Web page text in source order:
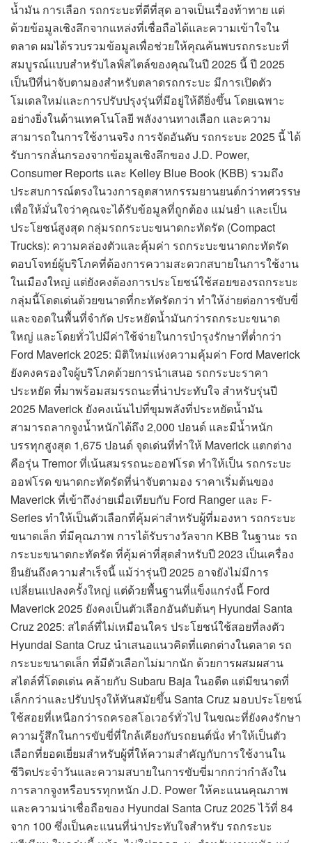
น้ำมัน การเลือก รถกระบะที่ดีที่สุด อาจเป็นเรื่องท้าทาย แต่
ด้วยข้อมูลเชิงลึกจากแหล่งที่เชื่อถือได้และความเข้าใจใน
ตลาด ผมได้รวบรวมข้อมูลเพื่อช่วยให้คุณค้นพบรถกระบะที่
สมบูรณ์แบบสำหรับไลฟ์สไตล์ของคุณในปี 2025 นี้ ปี 2025
เป็นปีที่น่าจับตามองสำหรับตลาดรถกระบะ มีการเปิดตัว
โมเดลใหม่และการปรับปรุงรุ่นที่มีอยู่ให้ดียิ่งขึ้น โดยเฉพาะ
อย่างยิ่งในด้านเทคโนโลยี พลังงานทางเลือก และความ
สามารถในการใช้งานจริง การจัดอันดับ รถกระบะ 2025 นี้ ได้
รับการกลั่นกรองจากข้อมูลเชิงลึกของ J.D. Power,
Consumer Reports และ Kelley Blue Book (KBB) รวมถึง
ประสบการณ์ตรงในวงการอุตสาหกรรมยานยนต์กว่าทศวรรษ
เพื่อให้มั่นใจว่าคุณจะได้รับข้อมูลที่ถูกต้อง แม่นยำ และเป็น
ประโยชน์สูงสุด กลุ่มรถกระบะขนาดกะทัดรัด (Compact
Trucks): ความคล่องตัวและคุ้มค่า รถกระบะขนาดกะทัดรัด
ตอบโจทย์ผู้บริโภคที่ต้องการความสะดวกสบายในการใช้งาน
ในเมืองใหญ่ แต่ยังคงต้องการประโยชน์ใช้สอยของรถกระบะ
กลุ่มนี้โดดเด่นด้วยขนาดที่กะทัดรัดกว่า ทำให้ง่ายต่อการขับขี่
และจอดในพื้นที่จำกัด ประหยัดน้ำมันกว่ารถกระบะขนาด
ใหญ่ และโดยทั่วไปมีค่าใช้จ่ายในการบำรุงรักษาที่ต่ำกว่า
Ford Maverick 2025: มิติใหม่แห่งความคุ้มค่า Ford Maverick
ยังคงครองใจผู้บริโภคด้วยการนำเสนอ รถกระบะราคา
ประหยัด ที่มาพร้อมสมรรถนะที่น่าประทับใจ สำหรับรุ่นปี
2025 Maverick ยังคงเน้นไปที่ขุมพลังที่ประหยัดน้ำมัน
สามารถลากจูงน้ำหนักได้ถึง 2,000 ปอนด์ และมีน้ำหนัก
บรรทุกสูงสุด 1,675 ปอนด์ จุดเด่นที่ทำให้ Maverick แตกต่าง
คือรุ่น Tremor ที่เน้นสมรรถนะออฟโรด ทำให้เป็น รถกระบะ
ออฟโรด ขนาดกะทัดรัดที่น่าจับตามอง ราคาเริ่มต้นของ
Maverick ที่เข้าถึงง่ายเมื่อเทียบกับ Ford Ranger และ F-
Series ทำให้เป็นตัวเลือกที่คุ้มค่าสำหรับผู้ที่มองหา รถกระบะ
ขนาดเล็ก ที่มีคุณภาพ การได้รับรางวัลจาก KBB ในฐานะ รถ
กระบะขนาดกะทัดรัด ที่คุ้มค่าที่สุดสำหรับปี 2023 เป็นเครื่อง
ยืนยันถึงความสำเร็จนี้ แม้ว่ารุ่นปี 2025 อาจยังไม่มีการ
เปลี่ยนแปลงครั้งใหญ่ แต่ด้วยพื้นฐานที่แข็งแกร่งนี้ Ford
Maverick 2025 ยังคงเป็นตัวเลือกอันดับต้นๆ Hyundai Santa
Cruz 2025: สไตล์ที่ไม่เหมือนใคร ประโยชน์ใช้สอยที่ลงตัว
Hyundai Santa Cruz นำเสนอแนวคิดที่แตกต่างในตลาด รถ
กระบะขนาดเล็ก ที่มีตัวเลือกไม่มากนัก ด้วยการผสมผสาน
สไตล์ที่โดดเด่น คล้ายกับ Subaru Baja ในอดีต แต่มีขนาดที่
เล็กกว่าและปรับปรุงให้ทันสมัยขึ้น Santa Cruz มอบประโยชน์
ใช้สอยที่เหนือกว่ารถครอสโอเวอร์ทั่วไป ในขณะที่ยังคงรักษา
ความรู้สึกในการขับขี่ที่ใกล้เคียงกับรถยนต์นั่ง ทำให้เป็นตัว
เลือกที่ยอดเยี่ยมสำหรับผู้ที่ให้ความสำคัญกับการใช้งานใน
ชีวิตประจำวันและความสบายในการขับขี่มากกว่ากำลังใน
การลากจูงหรือบรรทุกหนัก J.D. Power ให้คะแนนคุณภาพ
และความน่าเชื่อถือของ Hyundai Santa Cruz 2025 ไว้ที่ 84
จาก 100 ซึ่งเป็นคะแนนที่น่าประทับใจสำหรับ รถกระบะ